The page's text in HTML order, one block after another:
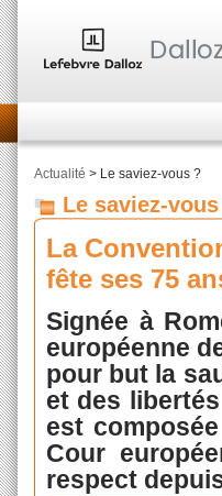
Actualité > Le saviez-vous ?
Le saviez-
La
fête ses 75
Signée à
européenne
pour but la
et des
est
Cour
respect